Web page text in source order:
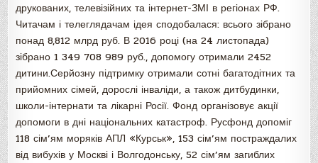
друкованих, телевізійних та інтернет-ЗМІ в регіонах РФ.
Читачам і телеглядачам ідея сподобалася: всього зібрано
понад 8,812 млрд руб. В 2016 році (на 24 листопада)
зібрано 1 349 708 989 руб., допомогу отримали 2452
дитини.Серйозну підтримку отримали сотні багатодітних та
прийомних сімей, дорослі інваліди, а також дитбудинки,
школи-інтернати та лікарні Росії. Фонд організовує акції
допомоги в дні національних катастроф. Русфонд допоміг
118 сім’ям моряків АПЛ «Курськ», 153 сім’ям постраждалих
від вибухів у Москві і Волгодонську, 52 сім’ям загиблих